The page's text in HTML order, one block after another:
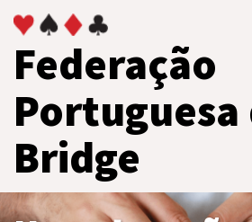
Federação
Portuguesa
Bridge